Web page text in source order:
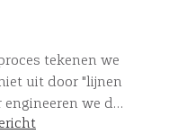
rondleiding,
u deze
laten
u doen door te
tekenen we
uit door "lijnen
we de
de